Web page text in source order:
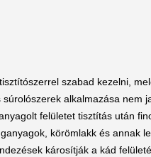
szabad kezelni,
alkalmazása nem
felületet tisztítás után
körömlakk és annak
károsítják a kád